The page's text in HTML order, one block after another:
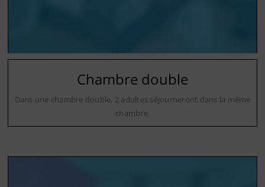
Chambre double
Dans une chambre double, 2 adultes séjourneront dans la même
chambre.